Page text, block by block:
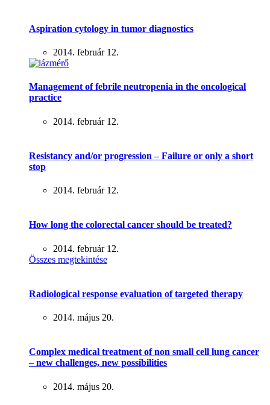
Aspiration cytology in tumor diagnostics
2014. február 12.
Management of febrile neutropenia in the oncological
practice
2014. február 12.
Resistancy and/or progression – Failure or only a short
stop
2014. február 12.
How long the colorectal cancer should be treated?
2014. február 12.
Összes megtekintése
Radiological response evaluation of targeted therapy
2014. május 20.
Complex medical treatment of non small cell lung cancer
– new challenges, new possibilities
2014. május 20.